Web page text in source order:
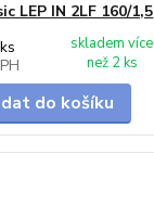
LEP IN 2LF 160/1,5
ks
skladem více
než 2 ks
do košíku